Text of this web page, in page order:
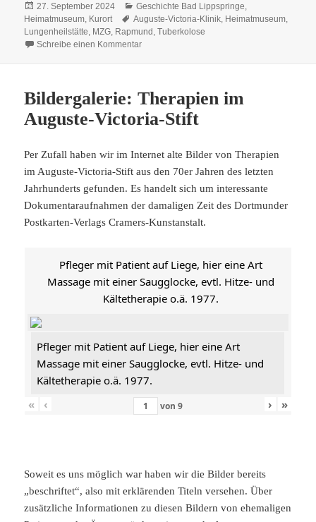
Veröffentlicht
am
27. September 2024 Kategorien
Geschichte Bad Lippspringe,
Heimatmuseum, Kurort Schlagwörter
Auguste-Victoria-Klinik, Heimatmuseum,
Lungenheilstätte, MZG, Rapmund ,Tuberkolose
Schreibe einen Kommentarzu MZG übergibt Büste von Otto Rapmund
Bildergalerie: Therapien im
Auguste-Victoria-Stift
Per Zufall haben wir im Internet alte Bilder von Therapien
im Auguste-Victoria-Stift aus den 70er Jahren des letzten
Jahrhunderts gefunden. Es handelt sich um interessante
Dokumentaraufnahmen der damaligen Zeit des Dortmunder
Postkarten-Verlags Cramers-Kunstanstalt.
Pfleger mit Patient auf Liege, hier eine Art
Massage mit einer Saugglocke, evtl. Hitze- und
Kältetherapie o.ä. 1977.
Pfleger mit Patient auf Liege, hier eine Art
Massage mit einer Saugglocke, evtl. Hitze- und
Kältetherapie o.ä. 1977.
«
‹ von 9 › »
Soweit es uns möglich war haben wir die Bilder bereits
„beschriftet“, also mit erklärenden Titeln versehen. Über
zusätzliche Informationen zu diesen Bildern von ehemaligen